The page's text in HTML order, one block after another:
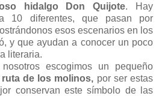
hidalgo Don Quijote. Hay
10 diferentes, que pasan por
esos escenarios en los
y que ayudan a conocer un poco
literaria.
escogimos un pequeño
ruta de los molinos, por ser estas
conservan este símbolo de las